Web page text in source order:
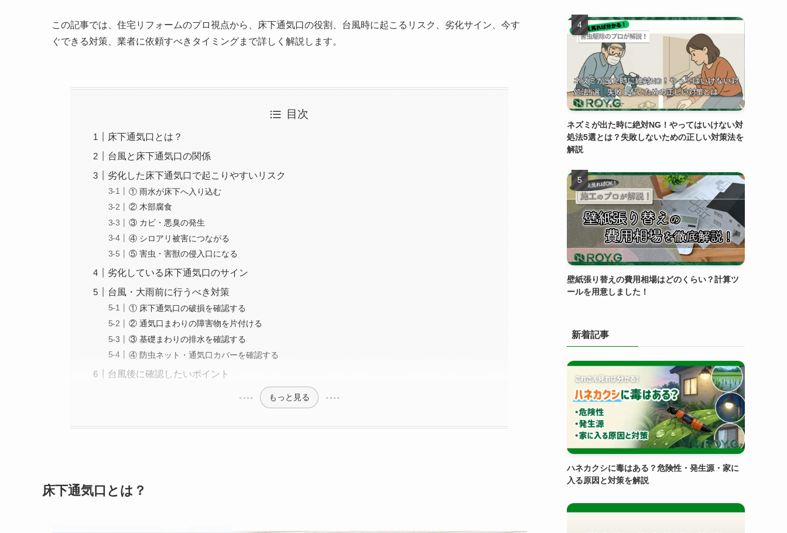
この記事では、住宅リフォームのプロ視点から、床下通気口の役割、台風時に起こるリスク、劣化サイン、今す
ぐできる対策、業者に依頼すべきタイミングまで詳しく解説します。
目次
床下通気口とは？
台風と床下通気口の関係
劣化した床下通気口で起こりやすいリスク
① 雨水が床下へ入り込む
② 木部腐食
③ カビ・悪臭の発生
④ シロアリ被害につながる
⑤ 害虫・害獣の侵入口になる
劣化している床下通気口のサイン
台風・大雨前に行うべき対策
① 床下通気口の破損を確認する
② 通気口まわりの障害物を片付ける
③ 基礎まわりの排水を確認する
④ 防虫ネット・通気口カバーを確認する
台風後に確認したいポイント
もっと見る
床下通気口とは？
ネズミが出た時に絶対NG！やってはいけない対
処法5選とは？失敗しないための正しい対策法を
解説
壁紙張り替えの費用相場はどのくらい？計算ツ
ールを用意しました！
新着記事
ハネカクシに毒はある？危険性・発生源・家に
入る原因と対策を解説